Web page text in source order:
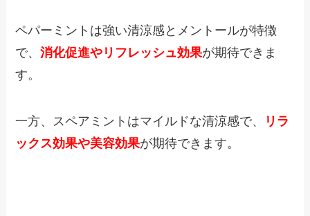
ペパーミントは強い清涼感とメントールが特徴
で、消化促進やリフレッシュ効果が期待できま
す。
一方、スペアミントはマイルドな清涼感で、
リラ
ックス効果や美容効果が期待できます。